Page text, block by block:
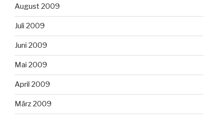
August 2009
Juli 2009
Juni 2009
Mai 2009
April 2009
März 2009